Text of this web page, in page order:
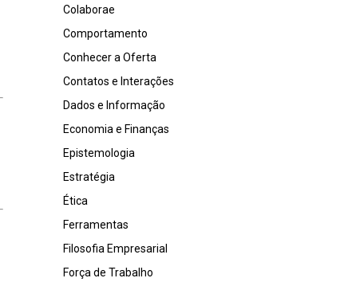
Colaborae
Comportamento
Conhecer a Oferta
Contatos e Interações
Dados e Informação
Economia e Finanças
Epistemologia
Estratégia
Ética
Ferramentas
Filosofia Empresarial
Força de Trabalho